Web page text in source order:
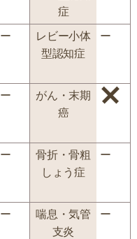
症
ー
レビー小体
型認知症
ー
ー
がん・末期
癌
ー
骨折・骨粗
しょう症
ー
ー
喘息・気管
支炎
ー